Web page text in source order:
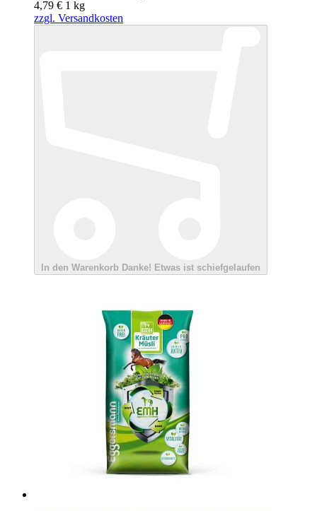
4,79 € 1 kg
zzgl. Versandkosten
In den Warenkorb Danke! Etwas ist schiefgelaufen